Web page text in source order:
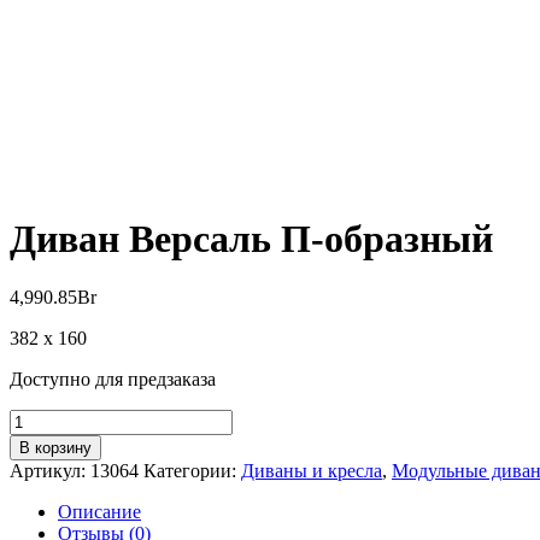
Диван Версаль П-образный
4,990.85Br
382 x 160
Доступно для предзаказа
Количество
товара
Диван
Версаль
образный
В корзину
Артикул: 13064 Категории: Диваны и кресла, Модульные
Описание
Отзывы (0)